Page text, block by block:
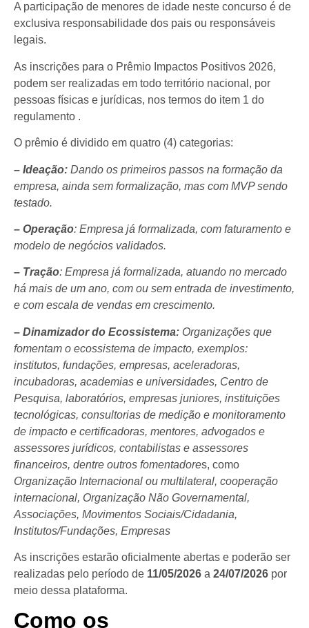
A participação de menores de idade neste concurso é de
exclusiva responsabilidade dos pais ou responsáveis
legais.
As inscrições para o Prêmio Impactos Positivos 2026,
podem ser realizadas em todo território nacional, por
pessoas físicas e jurídicas, nos termos do item 1 do
regulamento .
O prêmio é dividido em quatro (4) categorias:
– Ideação: Dando os primeiros passos na formação da
empresa, ainda sem formalização, mas com MVP sendo
testado.
– Operação: Empresa já formalizada, com faturamento e
modelo de negócios validados.
– Tração: Empresa já formalizada, atuando no mercado
há mais de um ano, com ou sem entrada de investimento,
e com escala de vendas em crescimento.
– Dinamizador do Ecossistema: Organizações que
fomentam o ecossistema de impacto, exemplos:
institutos, fundações, empresas, aceleradoras,
incubadoras, academias e universidades, Centro de
Pesquisa, laboratórios, empresas juniores, instituições
tecnológicas, consultorias de medição e monitoramento
de impacto e certificadoras, mentores, advogados e
assessores jurídicos, contabilistas e assessores
financeiros, dentre outros fomentadores, como
Organização Internacional ou multilateral, cooperação
internacional, Organização Não Governamental,
Associações, Movimentos Sociais/Cidadania,
Institutos/Fundações, Empresas
As inscrições estarão oficialmente abertas e poderão ser
realizadas pelo período de 11/05/2026 a 24/07/2026 por
meio dessa plataforma.
Como os